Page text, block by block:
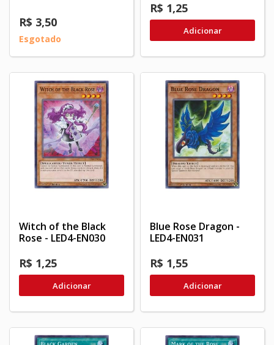
R$ 3,50
Esgotado
R$ 1,25
Adicionar
Witch of the Black
Rose - LED4-EN030
R$ 1,25
Adicionar
Blue Rose Dragon -
LED4-EN031
R$ 1,55
Adicionar